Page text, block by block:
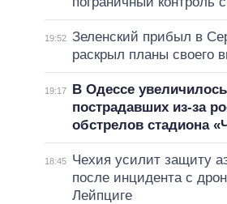
19:52 Зеленский прибыл в
раскрыл планы своего
19:17
В Одессе
пострадавших из-за
обстрелов стадиона
18:45
Чехия усилит защиту
после инцидента с
Лейпциге